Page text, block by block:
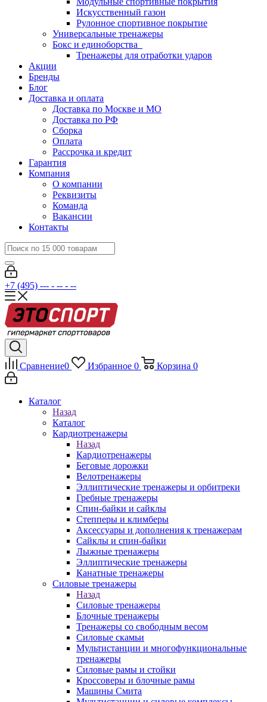
Искусственный газон
Рулонное спортивное покрытие
Универсальные тренажеры
Бокс и единоборства
Тренажеры для отработки ударов
Акции
Бренды
Блог
Доставка и оплата
Доставка по Москве и МО
Доставка по РФ
Сборка
Оплата
Рассрочка и кредит
Гарантия
Компания
О компании
Реквизиты
Команда
Вакансии
Контакты
+7 (495) --- - -- - --
Сравнение0 Избранное 0 Корзина 0
Каталог
Назад
Каталог
Кардиотренажеры
Назад
Кардиотренажеры
Беговые дорожки
Велотренажеры
Эллиптические тренажеры и орбитреки
Гребные тренажеры
Спин-байки и сайклы
Степперы и климберы
Аксессуары и дополнения к тренажерам
Сайклы и спин-байки
Лыжные тренажеры
Эллиптические тренажеры
Канатные тренажеры
Силовые тренажеры
Назад
Силовые тренажеры
Блочные тренажеры
Тренажеры со свободным весом
Силовые скамьи
Мультистанции и многофункциональные
тренажеры
Силовые рамы и стойки
Кроссоверы и блочные рамы
Машины Смита